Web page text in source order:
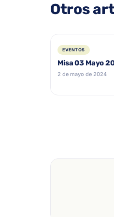
Otros
EVENTOS
Misa 03 Mayo
2 de mayo de 2024